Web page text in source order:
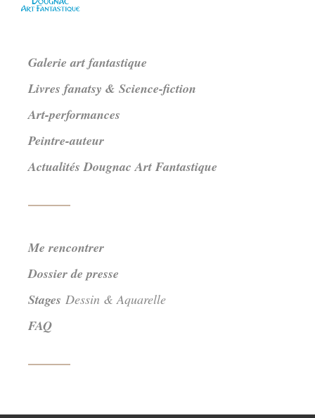
Galerie art fantastique
Livres fanatsy & Science-fiction
Art-performances
Peintre-auteur
Actualités Dougnac Art Fantastique
Me rencontrer
Dossier de presse
Stages Dessin & Aquarelle
FAQ